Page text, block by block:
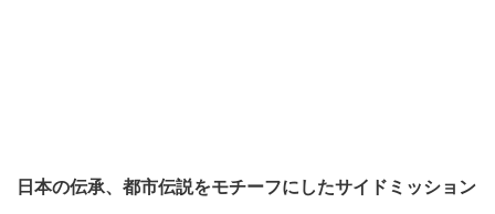
日本の伝承、都市伝説をモチーフにしたサイドミッション